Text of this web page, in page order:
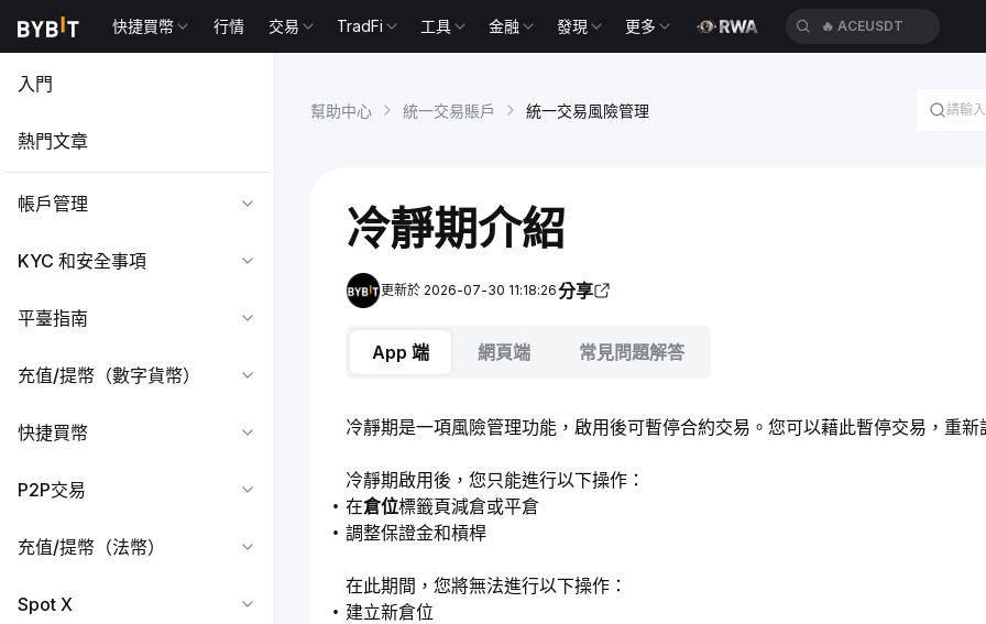
快捷買幣 行情 交易 TradFi 工具 金融 發現 更多 🔥 ACEUSDT
入門
熱門文章
帳戶管理
KYC 和安全事項
平臺指南
充值/提幣（數字貨幣）
快捷買幣
P2P交易
充值/提幣（法幣）
Spot X
幫助中心 統一交易賬戶 統一交易風險管理
冷靜期介紹
更新於 2026-07-30 11:18:26分享
App 端 網頁端 常見問題解答
冷靜期是一項風險管理功能，啟用後可暫停合約交易。您可以藉此暫停交易，重
冷靜期啟用後，您只能進行以下操作：
在倉位標籤頁減倉或平倉
調整保證金和槓桿
在此期間，您將無法進行以下操作：
建立新倉位